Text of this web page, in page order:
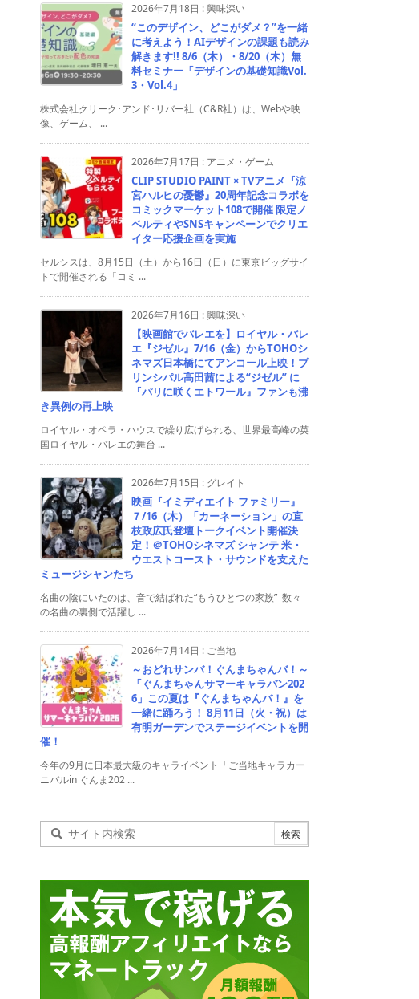
2026年7月18日 :興味深い
“このデザイン、どこがダメ？”を一緒
に考えよう！AIデザインの課題も読み
解きます!! 8/6（木）・8/20（木）無
料セミナー「デザインの基礎知識Vol.
3・Vol.4」
株式会社クリーク･アンド･リバー社（C&R社）は、Webや映
像、ゲーム、 ...
2026年7月17日 : アニメ・ゲーム
CLIP STUDIO PAINT × TVアニメ『涼
宮ハルヒの憂鬱』20周年記念コラボを
コミックマーケット108で開催 限定ノ
ベルティやSNSキャンペーンでクリエ
イター応援企画を実施
セルシスは、8月15日（土）から16日（日）に東京ビッグサイ
トで開催される「コミ ...
2026年7月16日 :興味深い
【映画館でバレエを】ロイヤル・バレ
エ『ジゼル』7/16（金）からTOHOシ
ネマズ日本橋にてアンコール上映！プ
リンシパル高田茜による“ジゼル” に
『パリに咲くエトワール』ファンも沸
き異例の再上映
ロイヤル・オペラ・ハウスで繰り広げられる、世界最高峰の英
国ロイヤル・バレエの舞台 ...
2026年7月15日 : グレイト
映画『イミディエイト ファミリー』
７/16（木）「カーネーション」の直
枝政広氏登壇トークイベント開催決
定！＠TOHOシネマズ シャンテ 米・
ウエストコースト・サウンドを支えた
ミュージシャンたち
名曲の陰にいたのは、音で結ばれた“もうひとつの家族” 数々
の名曲の裏側で活躍し ...
2026年7月14日 : ご当地
～おどれサンバ！ぐんまちゃんバ！～
「ぐんまちゃんサマーキャラバン202
6」この夏は『ぐんまちゃんバ！』を
一緒に踊ろう！ 8月11日（火・祝）は
有明ガーデンでステージイベントを開
催！
今年の9月に日本最大級のキャライベント「ご当地キャラカー
ニバルin ぐんま202 ...